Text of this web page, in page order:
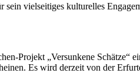
vielseitiges kulturelles
Projekt „Versunkene Schätze“
Es wird derzeit von der